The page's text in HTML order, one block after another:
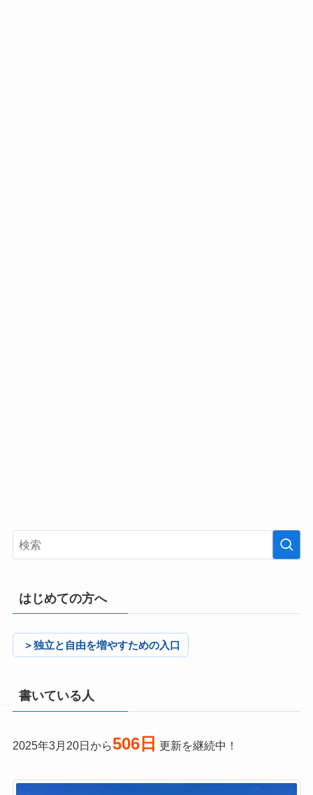
はじめての方へ
＞独立と自由を増やすための入口
書いている人
2025年3月20日から506日 更新を継続中！